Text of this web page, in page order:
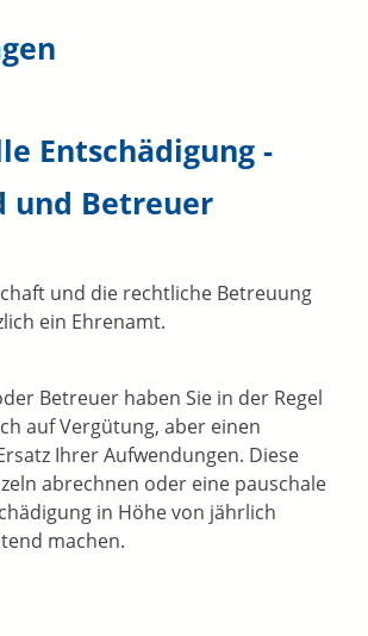
Entschädigung -
und Betreuer
und die rechtliche Betreuung
ein Ehrenamt.
Betreuer haben Sie in der Regel
auf Vergütung, aber einen
Ihrer Aufwendungen. Diese
abrechnen oder eine pauschale
in Höhe von jährlich
machen.